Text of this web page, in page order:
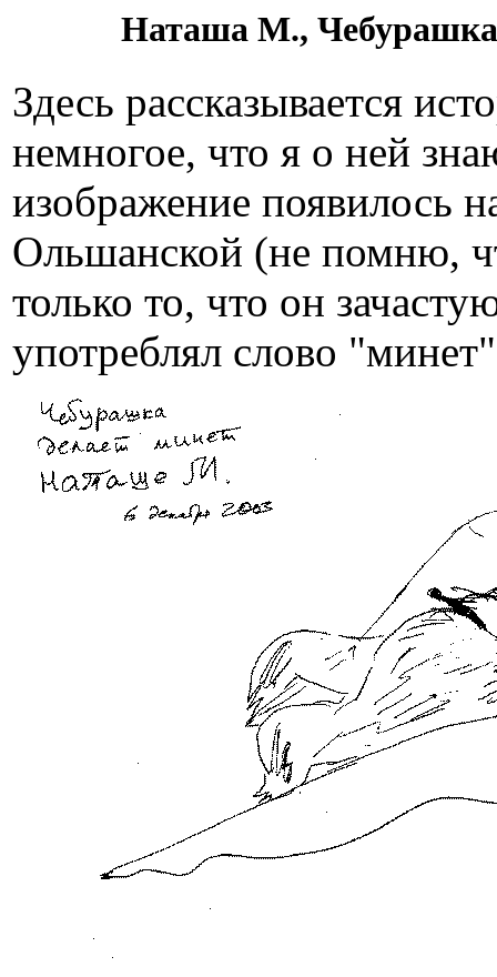
Наташа М., Чебурашка,
Здесь рассказывается
немногое, что я о ней
изображение появилось
Ольшанской (не помню,
только то, что он
употреблял слово